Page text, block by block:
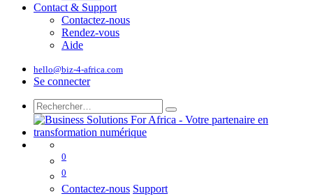
Contact & Support
Contactez-nous
Rendez-vous
Aide
hello@biz-4-africa.com
Se connecter
0
0
Contactez-nous Support